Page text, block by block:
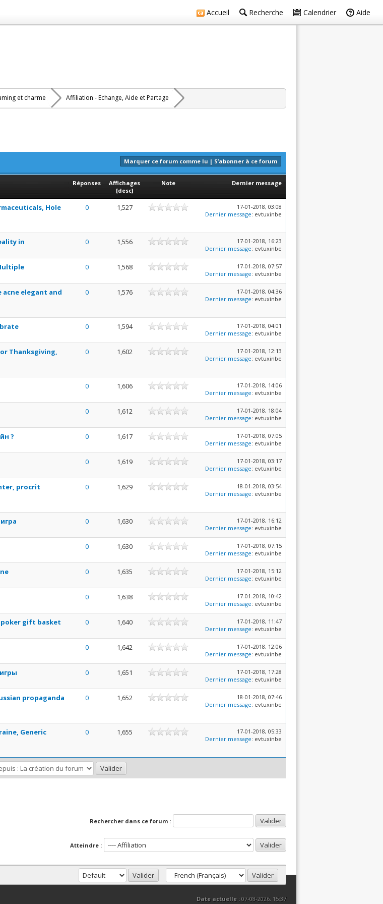
Accueil Recherche Calendrier Aide
et charme Affiliation - Echange, Aide et Partage
Marquer ce forum comme lu | S’abonner à ce forum
Réponses
Affichages
[desc]
Note Dernier message
Hole
0 1,527
17-01-2018, 03:08
Dernier message: evtuxinbe
in 0 1,556
17-01-2018, 16:23
Dernier message: evtuxinbe
0 1,568
17-01-2018, 07:57
Dernier message: evtuxinbe
elegant and
0 1,576
17-01-2018, 04:36
Dernier message: evtuxinbe
0 1,594
17-01-2018, 04:01
Dernier message: evtuxinbe
Thanksgiving,
0 1,602
17-01-2018, 12:13
Dernier message: evtuxinbe
0 1,606
17-01-2018, 14:06
Dernier message: evtuxinbe
0 1,612
17-01-2018, 18:04
Dernier message: evtuxinbe
? 0 1,617
17-01-2018, 07:05
Dernier message: evtuxinbe
0 1,619
17-01-2018, 03:17
Dernier message: evtuxinbe
procrit
0 1,629
18-01-2018, 03:54
Dernier message: evtuxinbe
0 1,630
17-01-2018, 16:12
Dernier message: evtuxinbe
0 1,630
17-01-2018, 07:15
Dernier message: evtuxinbe
0 1,635
17-01-2018, 15:12
Dernier message: evtuxinbe
0 1,638
17-01-2018, 10:42
Dernier message: evtuxinbe
poker gift basket 0 1,640
17-01-2018, 11:47
Dernier message: evtuxinbe
0 1,642
17-01-2018, 12:06
Dernier message: evtuxinbe
0 1,651
17-01-2018, 17:28
Dernier message: evtuxinbe
propaganda
0 1,652
18-01-2018, 07:46
Dernier message: evtuxinbe
Generic
0 1,655
17-01-2018, 05:33
Dernier message: evtuxinbe
Rechercher dans ce forum :
Atteindre :
Syndication RSS
Date actuelle :07-08-2026, 15:37